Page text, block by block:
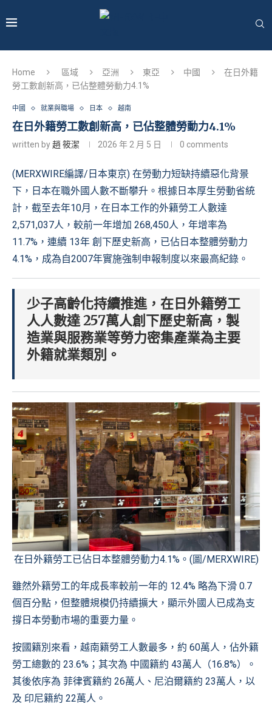
Home 區域 亞洲 東亞 中國
在日外籍
勞工數創新高，已佔整體勞動力4.1%
中國 就業與職場 日本 越南
在日外籍勞工數創新高，已佔整體勞動力4.1%
written by趙 筱潔 2026 年 2 月 5 日 0 comments
(MERXWIRE編譯/日本東京) 在勞動力短缺持續惡化背景
下，日本在職外國人數不斷攀升。根據日本厚生勞動省統
計，截至去年10月，在日本工作的外籍勞工人數達
2,571,037人，較前一年增加 268,450人，年增率為
11.7%，連續 13年 創下歷史新高，已佔日本整體勞動力
4.1%，成為自2007年實施強制申報制度以來最高紀錄。
少子高齡化持續推進，在日外籍勞工
人人數達 257萬人創下歷史新高，製
造業與服務業等勞力密集產業為主要
外籍就業類別。
在日外籍勞工已佔日本整體勞動力4.1%。(圖/MERXWIRE)
雖然外籍勞工的年成長率較前一年的 12.4% 略為下滑 0.7
個百分點，但整體規模仍持續擴大，顯示外國人已成為支
撐日本勞動市場的重要力量。
按國籍別來看，越南籍勞工人數最多，約 60萬人，佔外籍
勞工總數的 23.6%；其次為 中國籍約 43萬人（16.8%）。
其後依序為 菲律賓籍約 26萬人、尼泊爾籍約 23萬人，以
及 印尼籍約 22萬人。